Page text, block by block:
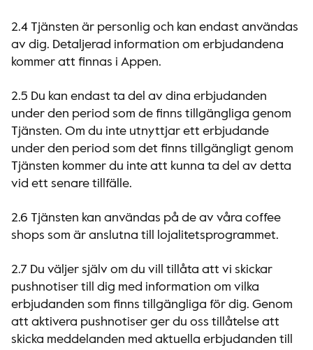
2.4 Tjänsten är personlig och kan endast användas
av dig. Detaljerad information om erbjudandena
kommer att finnas i Appen.
2.5 Du kan endast ta del av dina erbjudanden
under den period som de finns tillgängliga genom
Tjänsten. Om du inte utnyttjar ett erbjudande
under den period som det finns tillgängligt genom
Tjänsten kommer du inte att kunna ta del av detta
vid ett senare tillfälle.
2.6 Tjänsten kan användas på de av våra coffee
shops som är anslutna till lojalitetsprogrammet.
2.7 Du väljer själv om du vill tillåta att vi skickar
pushnotiser till dig med information om vilka
erbjudanden som finns tillgängliga för dig. Genom
att aktivera pushnotiser ger du oss tillåtelse att
skicka meddelanden med aktuella erbjudanden till